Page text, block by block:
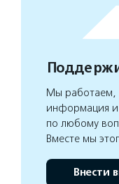
Мы работаем,
информация и
по любому
Вместе мы
Внести